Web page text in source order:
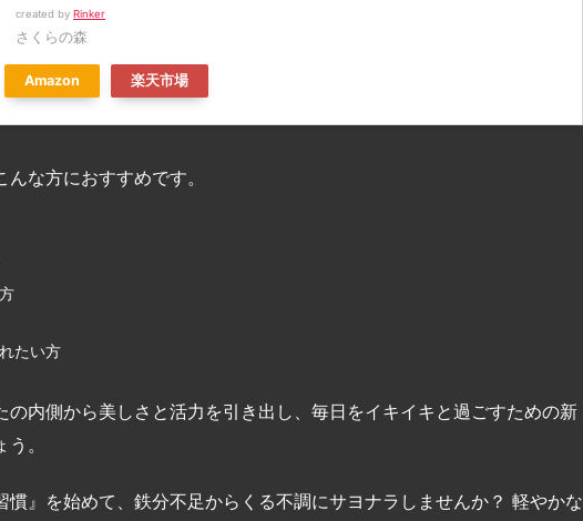
created by Rinker
さくらの森
Amazon 楽天市場
んな方におすすめです。
たい方
の内側から美しさと活力を引き出し、毎日をイキイキと過ごすための新
。
慣』を始めて、鉄分不足からくる不調にサヨナラしませんか？ 軽やかな